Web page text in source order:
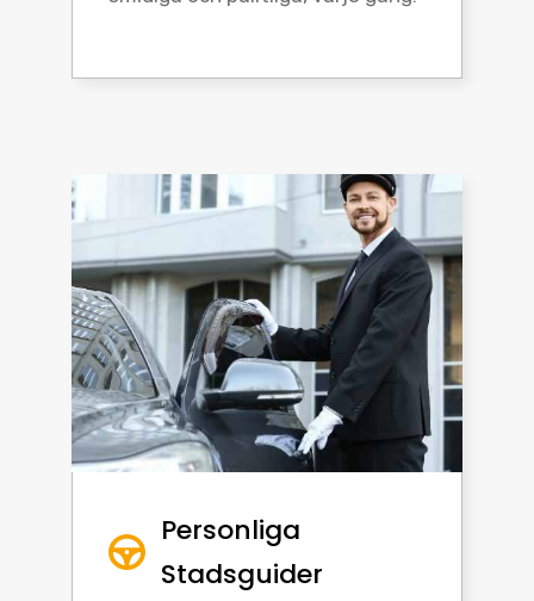
Personliga
Stadsguider